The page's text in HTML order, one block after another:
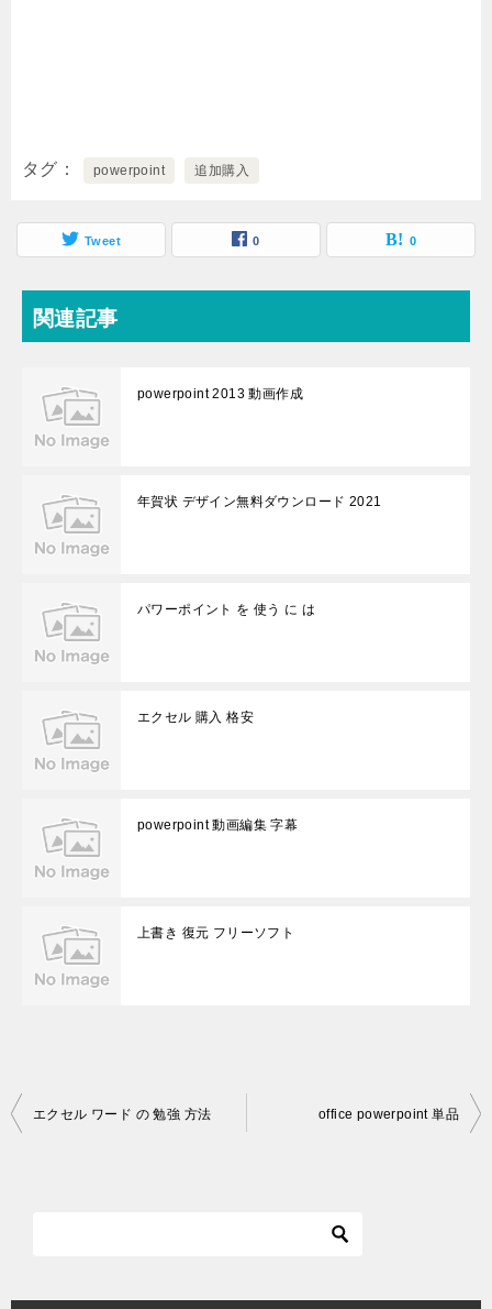
タグ powerpoint 追加購入
Tweet 0 0
関連記事
powerpoint 2013 動画作成
年賀状 デザイン無料ダウンロード 2021
パワーポイント を 使う に は
エクセル 購入 格安
powerpoint 動画編集 字幕
上書き 復元 フリーソフト
投
エクセル ワード の 勉強 方法 office powerpoint 単品